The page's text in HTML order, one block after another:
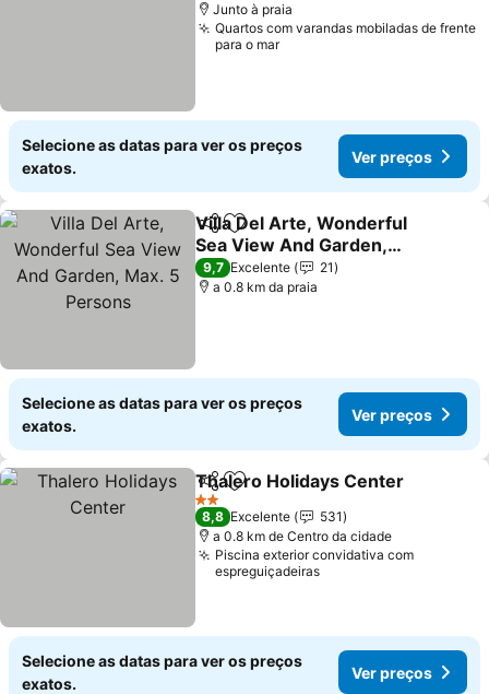
Junto à praia
Quartos com varandas mobiladas de frente
para o mar
Selecione as datas para ver os preços
exatos.
Ver preços
PartilharAdicionar aos favoritos
Villa Del Arte, Wonderful
Sea View And Garden,
Max. 5 Persons
Ver preços
9,7 Excelente
21
a 0.8 km da praia
Selecione as datas para ver os preços
exatos.
Ver preços
PartilharAdicionar aos favoritos
Thalero Holidays Center
2 Estrelas
8,8 Excelente
531
a 0.8 km de Centro da cidade
Piscina exterior convidativa com
espreguiçadeiras
Selecione as datas para ver os preços
exatos.
Ver preços